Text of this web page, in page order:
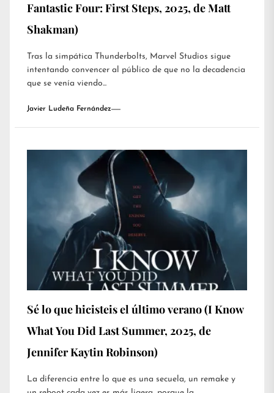
Fantastic Four: First Steps, 2025, de Matt
Shakman)
Tras la simpática Thunderbolts, Marvel Studios sigue
intentando convencer al público de que no la decadencia
que se venía viendo...
Javier Ludeña Fernández
Sé lo que hicisteis el último verano (I Know
What You Did Last Summer, 2025, de
Jennifer Kaytin Robinson)
La diferencia entre lo que es una secuela, un remake y